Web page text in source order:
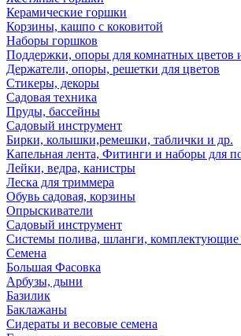
Керамические горшки
Корзины, кашпо с коковитой
Наборы горшков
Поддержки, опоры для комнатных цветов
Держатели, опоры, решетки для цветов
Стикеры, декоры
Садовая техника
Пруды, бассейны
Садовый инструмент
Бирки, колышки,ремешки, таблички и др.
Капельная лента, Фитинги и наборы для
Лейки, ведра, канистры
Леска для триммера
Обувь садовая, корзины
Опрыскиватели
Садовый инструмент
Системы полива, шланги,
Семена
Большая Фасовка
Арбузы, дыни
Базилик
Баклажаны
Сидераты и весовые семена